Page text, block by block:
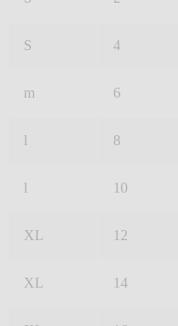
S 4
m 6
l 8
l 10
XL 12
XL 14